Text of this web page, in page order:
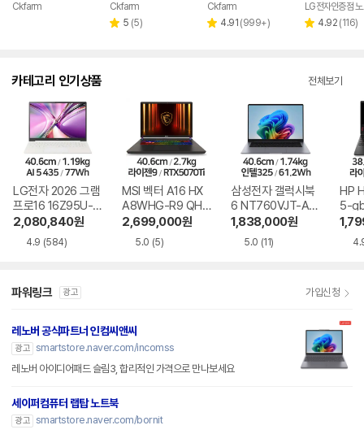
Ckfarm Ckfarm
별 5 리
(5)
페이
Ckfarm
별 4.91 리
(999+)
별 4.92 리
(116)
카테고리 인기상품 전체보기
LG전자 2026 그램
프로16 16Z95U-G
S5WK
2,080,840원
4.9 (584)
MSI 벡터 A16 HX
A8WHG-R9 QHD
+
2,699,000원
5.0 (5)
삼성전자 갤럭시북
6 NT760VJT-A51
A
1,838,000원
5.0 (11)
HP
5-
파워링크 광고 가입신청
레노버 공식파트너 인컴씨앤씨
광고 smartstore.naver.com/incomss
레노버 아이디어패드 슬림3, 합리적인 가격으로 만나보세요
세이퍼컴퓨터 랩탑 노트북
광고 smartstore.naver.com/bornit